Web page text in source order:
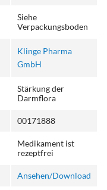
Siehe
Verpackungsboden
Klinge Pharma
GmbH
Stärkung der
Darmflora
00171888
Medikament ist
rezeptfrei
Ansehen/Download